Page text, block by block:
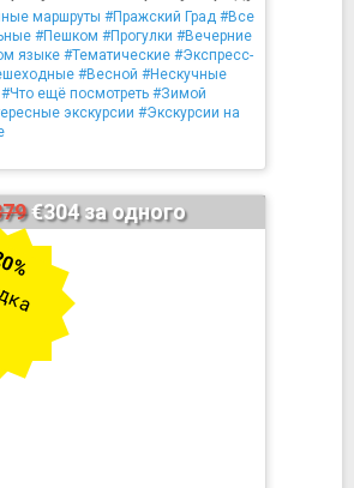
маршруты #Пражский Град #Все
#Пешком #Прогулки #Вечерние
языке #Тематические #Экспресс-
#Весной #Нескучные
#Что ещё посмотреть #Зимой
экскурсии #Экскурсии на
€304 за одного